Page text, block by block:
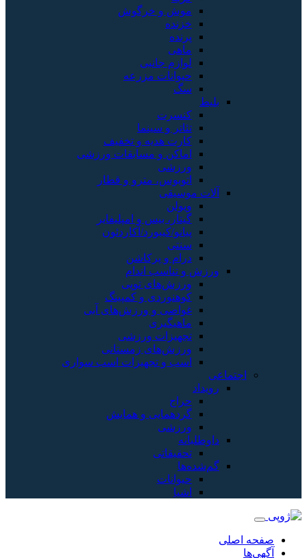
موش و خرگوش
خزنده
پرنده
ماهی
لوازم جانبی
حیوانات مزرعه
سگ
بلیط
کنسرت
تئاتر و سینما
کارت هدیه و تخفیف
اماکن و مسابقات ورزشی
ورزشی
اتوبوس، مترو و قطار
آلات موسیقی
ویولن
گیتار، بیس و امپلیفایر
پیانو/کیبورد/آکاردئون
سنتی
درام و پرکاشن
ورزش و تناسب اندام
ورزش‌های توپی
کوهنوردی و کمپینگ
غواصی و ورزش‌های آبی
ماهیگیری
تجهیزات ورزشی
ورزش‌های زمستانی
اسب و تجهیزات اسب سواری
اجتماعی
رویداد
حراج
گردهمایی و همایش
ورزشی
داوطلبانه
تحقیقاتی
گم‌شده‌ها
حیوانات
اشیا
صفحه اصلی
آگهی‌ها